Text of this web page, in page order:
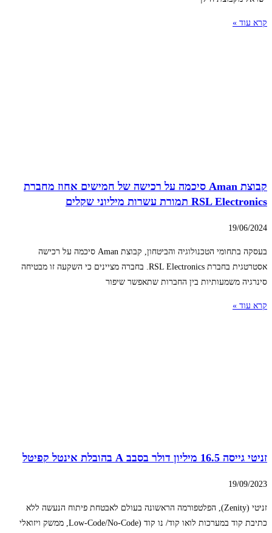
קרא עוד »
קבוצת Aman סיכמה על רכישה של חמישים אחוז מחברת
RSL Electronics תמורת עשרות מיליוני שקלים
19/06/2024
בעסקה בתחומי הטכנולוגיה והביטחון, קבוצת Aman סיכמה על רכישה
אסטרטגית בחברת RSL Electronics. בחברה מציינים כי השקעה זו מבטיחה
סינרגיה משמעותיות בין החברות שתאפשר שיפור
קרא עוד »
זניטי גייסה 16.5 מיליון דולר בסבב A בהובלת אינטל קפיטל
19/09/2023
זניטי (Zenity), הפלטפורמה הראשונה בעולם לאבטחת פיתוח הנעשה ללא
כתיבת קוד במערכות לואו קוד/ נו קוד (Low-Code/No-Code, ממשק ויזואלי